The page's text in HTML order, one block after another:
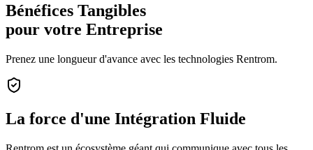
Bénéfices Tangibles
pour votre Entreprise
Prenez une longueur d'avance avec les technologies Rentrom.
La force d'une Intégration Fluide